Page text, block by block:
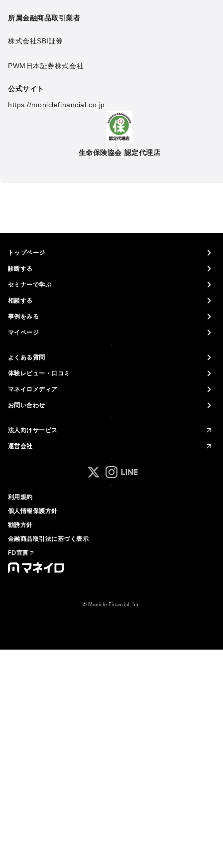
所属金融商品取引業者
株式会社SBI証券
PWM日本証券株式会社
公式サイト
https://moniclefinancial.co.jp
生命保険協会 認定代理店
トップページ
診断する
セミナーで学ぶ
相談する
事例をみる
マイページ
よくある質問
体験レビュー・口コミ
マネイロメディア
お問い合わせ
法人向けサービス
運営会社
マネイロ公式 Xアカウント
マネイロ公式 Instagramアカウ
マネイロ公式 LINEアカウ
利用規約
個人情報保護方針
勧誘方針
金融商品取引法に基づく表示
FD宣言
© Monicle Financial, Inc.